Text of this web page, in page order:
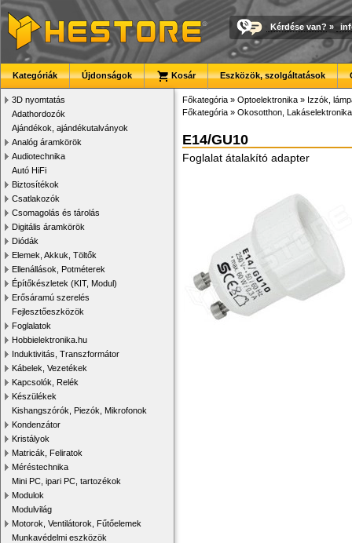
Kérdése van? »
Kategóriák Újdonságok Kosár Eszközök, szolgáltatások
3D nyomtatás
Adathordozók
Ajándékok, ajándékutalványok
Analóg áramkörök
Audiotechnika
Autó HiFi
Biztosítékok
Csatlakozók
Csomagolás és tárolás
Digitális áramkörök
Diódák
Elemek, Akkuk, Töltők
Ellenállások, Potméterek
Építőkészletek (KIT, Modul)
Erősáramú szerelés
Fejlesztőeszközök
Foglalatok
Hobbielektronika.hu
Induktivitás, Transzformátor
Kábelek, Vezetékek
Kapcsolók, Relék
Készülékek
Kishangszórók, Piezók, Mikrofonok
Kondenzátor
Kristályok
Matricák, Feliratok
Méréstechnika
Mini PC, ipari PC, tartozékok
Modulok
Modulvilág
Motorok, Ventilátorok, Fűtőelemek
Munkavédelmi eszközök
Főkategória » Optoelektronika » Izzók,
Főkategória » Okosotthon, Lakáselektronika
E14/GU10
Foglalat átalakító adapter